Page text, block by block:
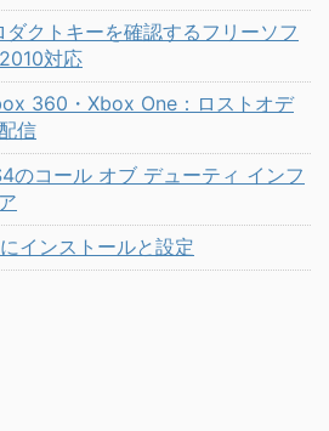
クトキーを確認するフリーソフ
対応
360・Xbox One：ロストオデ
信
のコール オブ デューティ インフ
インストールと設定